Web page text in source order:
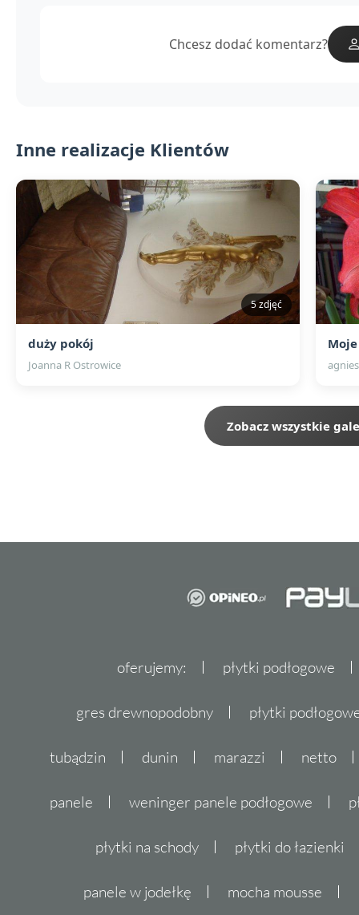
Chcesz dodać komentarz?
Inne realizacje Klientów
5 zdjęć
duży pokój
Joanna R Ostrowice
Zobacz wszystkie
oferujemy: płytki podłogowe
gres drewnopodobny płytki
tubądzin dunin marazzi netto
panele weninger panele podłogowe
płytki na schody płytki do łazienki
panele w jodełkę mocha mousse